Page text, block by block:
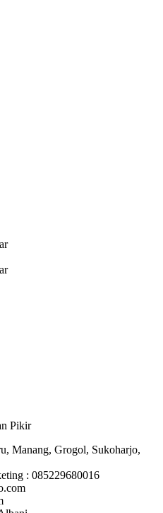
Manang, Grogol, Sukoharjo,
: 085229680016